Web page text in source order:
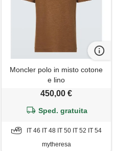
Moncler polo in misto cotone
e lino
450,00 €
Sped. gratuita
IT 46 IT 48 IT 50 IT 52 IT 54
mytheresa